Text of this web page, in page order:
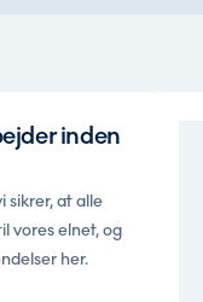
inden
sikrer, at alle
vores elnet, og
her.